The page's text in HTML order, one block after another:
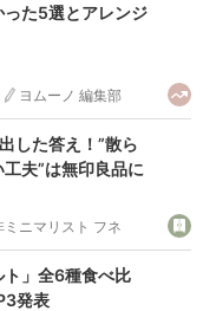
た5選とアレンジ
ヨムーノ 編集部
した答え！”散ら
夫”は無印良品に
ミニマリスト フネ
ト」全6種食べ比
発表